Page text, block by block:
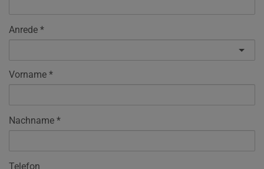
Anrede
Vorname
Nachname
Telefon